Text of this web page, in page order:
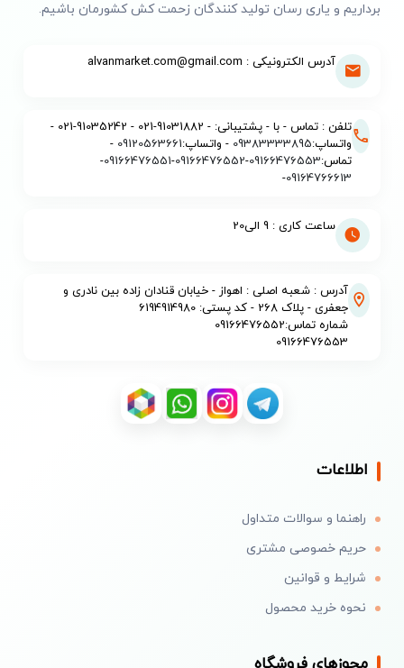
برداریم و یاری رسان تولید کنندگان زحمت کش کشورمان باشیم.
آدرس الکترونیکی : alvanmarket.com@gmail.com
تلفن : تماس - با - پشتیبانی: - 91031882-021 - 91035242-021 -
واتساپ:09383333895 - واتساپ:09120563661
-
تماس:09166476553
-
09166476552
-
09166476551
-
09164766613
-
ساعت کاری : 9 الی20
آدرس : شعبه اصلی : اهواز - خیابان قنادان زاده بین نادری و
جعفری - پلاک 268 - کد پستی: 6194914980
شماره تماس:09166476552
09166476553
اطلاعات
راهنما و سوالات متداول
حریم خصوصی مشتری
شرایط و قوانین
نحوه خرید محصول